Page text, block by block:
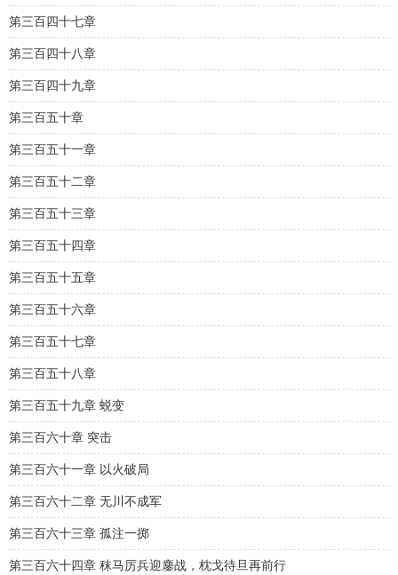
第三百四十七章
第三百四十八章
第三百四十九章
第三百五十章
第三百五十一章
第三百五十二章
第三百五十三章
第三百五十四章
第三百五十五章
第三百五十六章
第三百五十七章
第三百五十八章
第三百五十九章 蜕变
第三百六十章 突击
第三百六十一章 以火破局
第三百六十二章 无川不成军
第三百六十三章 孤注一掷
第三百六十四章 秣马厉兵迎鏖战，枕戈待旦再前行